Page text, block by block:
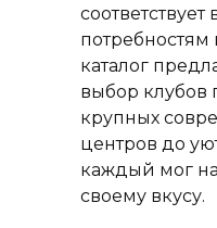
каталог
выбор клубов
крупных
центров до
каждый мог
своему вкусу.